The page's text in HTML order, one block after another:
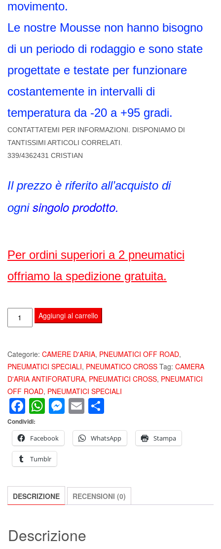
movimento.
Le nostre Mousse non hanno bisogno
di un periodo di rodaggio e sono state
progettate e testate per funzionare
costantemente in intervalli di
temperatura da -20 a +95 gradi.
CONTATTATEMI PER INFORMAZIONI. DISPONIAMO DI
TANTISSIMI ARTICOLI CORRELATI.
339/4362431 CRISTIAN
Il prezzo è riferito all’acquisto di
ognisingolo prodotto.
Per ordini superiori a 2 pneumatici
offriamo la spedizione gratuita.
CAMERA
D'ARIA
EXCLUSIVE
ANTIFORATURA
90/100-
21
H3
PER
MOTO
CROSS
ENDURO
quantità
Aggiungi al carrello
Categorie: CAMERE D'ARIA, PNEUMATICI OFF ROAD,
PNEUMATICI SPECIALI, PNEUMATICO CROSS Tag: CAMERA
D'ARIA ANTIFORATURA, PNEUMATICI CROSS, PNEUMATICI
OFF ROAD, PNEUMATICI SPECIALI
Facebook
WhatsApp
Messenger
Email
Condividi:
Facebook
WhatsApp Stampa
Tumblr
DESCRIZIONE RECENSIONI (0)
Descrizione